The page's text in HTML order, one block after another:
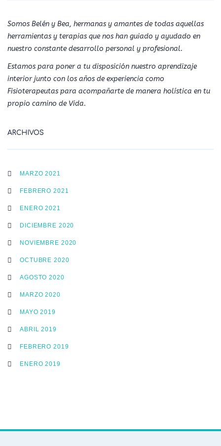
Somos Belén y Bea, hermanas y amantes de todas aquellas
herramientas y terapias que nos han guiado y ayudado en
nuestro constante desarrollo personal y profesional.
Estamos para poner a tu disposición nuestro aprendizaje
interior junto con los años de experiencia como
Fisioterapeutas para acompañarte de manera holística en tu
propio camino de Vida.
ARCHIVOS
MARZO 2021
FEBRERO 2021
ENERO 2021
DICIEMBRE 2020
NOVIEMBRE 2020
OCTUBRE 2020
AGOSTO 2020
MARZO 2020
MAYO 2019
ABRIL 2019
FEBRERO 2019
ENERO 2019